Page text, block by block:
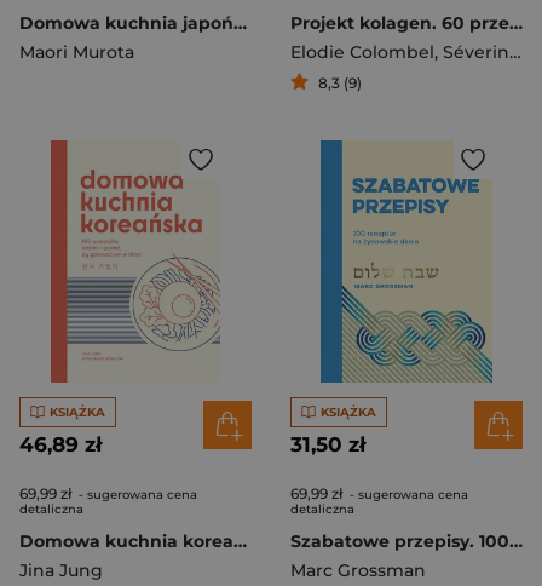
Domowa kuchnia japońska
Maori Murota
Projekt kolagen. 60 przepisów na dania, desery i napoje na każdą porę roku
Elodie Colombel, Séverine Augé
8,3 (9)
KSIĄŻKA
46,89 zł
69,99 zł - sugerowana cena
detaliczna
Domowa kuchnia koreańska
Jina Jung
KSIĄŻKA
31,50 zł
69,99 zł - sugerowana cena
detaliczna
Szabatowe przepisy. 100 receptur na żydowskie dania
Marc Grossman